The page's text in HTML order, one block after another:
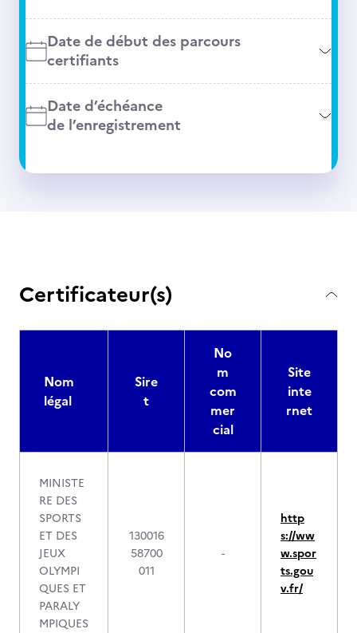
Date de début des parcours
certifiants
Date d’échéance
de l’enregistrement
Certificateur(s)
Nom
légal
Sire
t
No
m
com
mer
cial
Site
inte
rnet
MINISTE
RE DES
SPORTS
ET DES
JEUX
OLYMPI
QUES ET
PARALY
MPIQUES
130016
58700
011
-
http
s://ww
w.spor
ts.gou
v.fr/